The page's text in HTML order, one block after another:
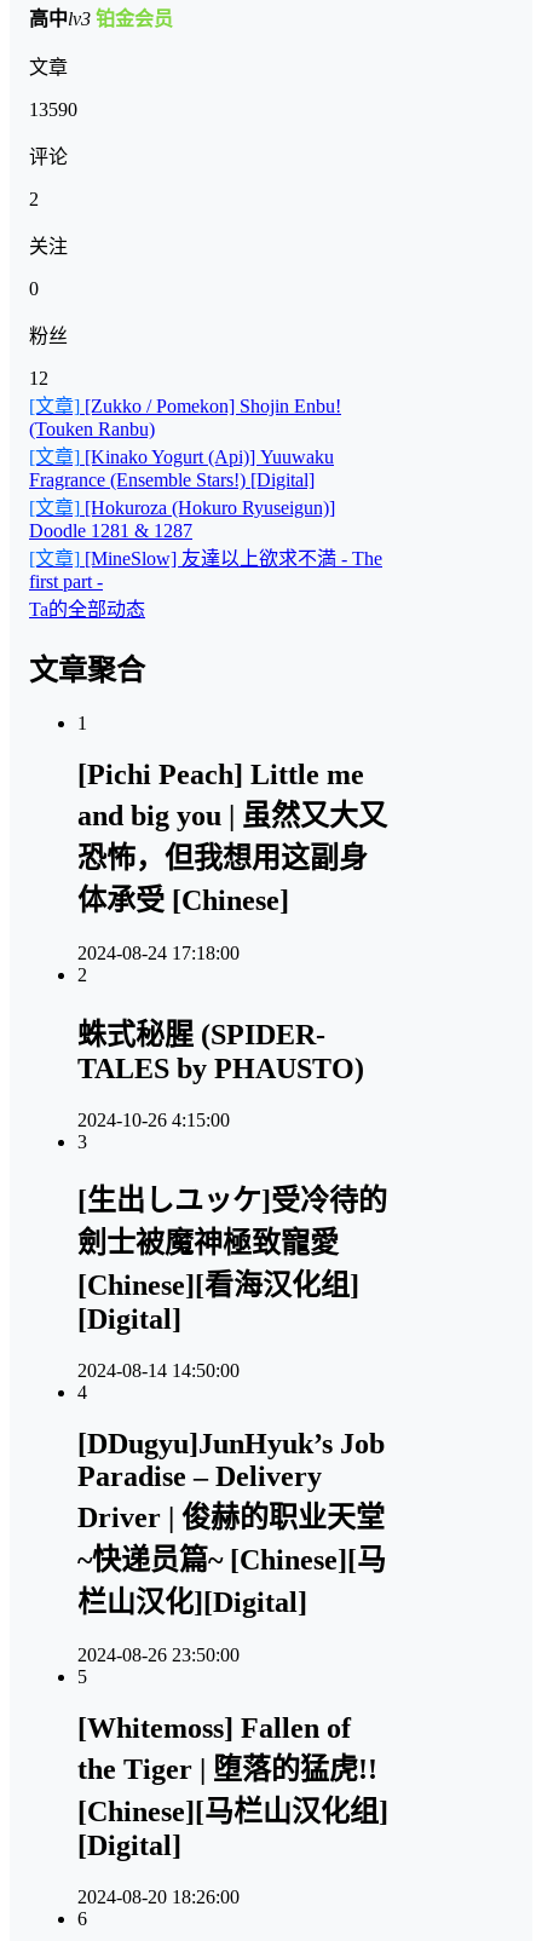
高中lv3 铂金会员
文章
13590
评论
2
关注
0
粉丝
12
[文章] [Zukko / Pomekon] Shojin Enbu!
(Touken Ranbu)
[文章] [Kinako Yogurt (Api)] Yuuwaku
Fragrance (Ensemble Stars!) [Digital]
[文章] [Hokuroza (Hokuro Ryuseigun)]
Doodle 1281 & 1287
[文章] [MineSlow] 友達以上欲求不満 - The
first part -
Ta的全部动态
文章聚合
1
[Pichi Peach] Little me
and big you | 虽然又大又
恐怖，但我想用这副身
体承受 [Chinese]
2024-08-24 17:18:00
2
蛛式秘腥 (SPIDER-
TALES by PHAUSTO)
2024-10-26 4:15:00
3
[生出しユッケ]受冷待的
劍士被魔神極致寵愛
[Chinese][看海汉化组]
[Digital]
2024-08-14 14:50:00
4
[DDugyu]JunHyuk’s Job
Paradise – Delivery
Driver | 俊赫的职业天堂
~快递员篇~ [Chinese][马
栏山汉化][Digital]
2024-08-26 23:50:00
5
[Whitemoss] Fallen of
the Tiger | 堕落的猛虎!!
[Chinese][马栏山汉化组]
[Digital]
2024-08-20 18:26:00
6